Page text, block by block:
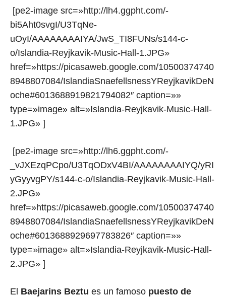
[pe2-image src=»http://lh4.ggpht.com/-
bi5Aht0svgI/U3TqNe-
uOyI/AAAAAAAAIYA/JwS_TI8FUNs/s144-c-
o/Islandia-Reyjkavik-Music-Hall-1.JPG»
href=»https://picasaweb.google.com/10500374740
8948807084/IslandiaSnaefellsnessYReyjkavikDeN
oche#6013688919821794082″ caption=»»
type=»image» alt=»Islandia-Reyjkavik-Music-Hall-
1.JPG» ]
[pe2-image src=»http://lh6.ggpht.com/-
_vJXEzqPCpo/U3TqODxV4BI/AAAAAAAAIYQ/yRI
yGyyvgPY/s144-c-o/Islandia-Reyjkavik-Music-Hall-
2.JPG»
href=»https://picasaweb.google.com/10500374740
8948807084/IslandiaSnaefellsnessYReyjkavikDeN
oche#6013688929697783826″ caption=»»
type=»image» alt=»Islandia-Reyjkavik-Music-Hall-
2.JPG» ]
El Baejarins Beztu es un famoso puesto de